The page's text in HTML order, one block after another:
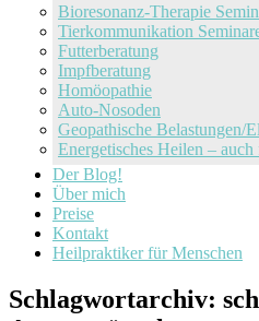
Bioresonanz-Therapie
Tierkommunikation
Futterberatung
Impfberatung
Homöopathie
Auto-Nosoden
Geopathische Belastungen/
Energetisches Heilen –
Der Blog!
Über mich
Preise
Kontakt
Heilpraktiker für Menschen
Schlagwortarchiv: